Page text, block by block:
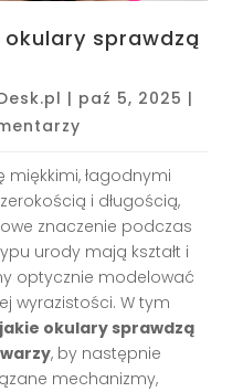
sprawdzą
| paź 5, 2025 |
miękkimi, łagodnymi
i długością,
znaczenie podczas
urody mają kształt i
optycznie modelować
wyrazistości. W tym
jakie okulary sprawdzą
, by następnie
mechanizmy,